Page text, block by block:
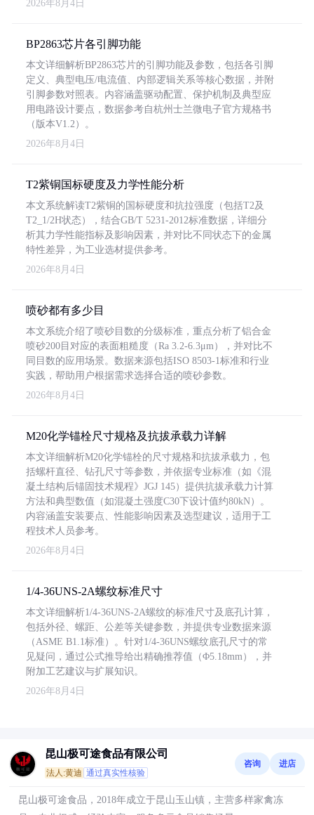
2026年8月4日
BP2863芯片各引脚功能
本文详细解析BP2863芯片的引脚功能及参数，包括各引脚
定义、典型电压/电流值、内部逻辑关系等核心数据，并附
引脚参数对照表。内容涵盖驱动配置、保护机制及典型应
用电路设计要点，数据参考自杭州士兰微电子官方规格书
（版本V1.2）。
2026年8月4日
T2紫铜国标硬度及力学性能分析
本文系统解读T2紫铜的国标硬度和抗拉强度（包括T2及
T2_1/2H状态），结合GB/T 5231-2012标准数据，详细分
析其力学性能指标及影响因素，并对比不同状态下的金属
特性差异，为工业选材提供参考。
2026年8月4日
喷砂都有多少目
本文系统介绍了喷砂目数的分级标准，重点分析了铝合金
喷砂200目对应的表面粗糙度（Ra 3.2-6.3μm），并对比不
同目数的应用场景。数据来源包括ISO 8503-1标准和行业
实践，帮助用户根据需求选择合适的喷砂参数。
2026年8月4日
M20化学锚栓尺寸规格及抗拔承载力详解
本文详细解析M20化学锚栓的尺寸规格和抗拔承载力，包
括螺杆直径、钻孔尺寸等参数，并依据专业标准（如《混
凝土结构后锚固技术规程》JGJ 145）提供抗拔承载力计算
方法和典型数值（如混凝土强度C30下设计值约80kN）。
内容涵盖安装要点、性能影响因素及选型建议，适用于工
程技术人员参考。
2026年8月4日
1/4-36UNS-2A螺纹标准尺寸
本文详细解析1/4-36UNS-2A螺纹的标准尺寸及底孔计算，
包括外径、螺距、公差等关键参数，并提供专业数据来源
（ASME B1.1标准）。针对1/4-36UNS螺纹底孔尺寸的常
见疑问，通过公式推导给出精确推荐值（Φ5.18mm），并
附加工艺建议与扩展知识。
2026年8月4日
昆山极可途食品有限公司
法人:黄迪 通过真实性核验
咨询 进店
昆山极可途食品，2018年成立于昆山玉山镇，主营多样家禽冻